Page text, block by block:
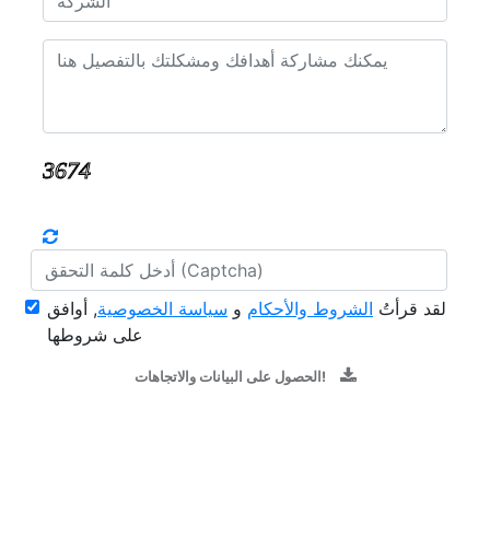
لقد قرأتُ الشروط والأحكام و سياسة الخصوصية, أوافق
على شروطها
الحصول على البيانات والاتجاهات!